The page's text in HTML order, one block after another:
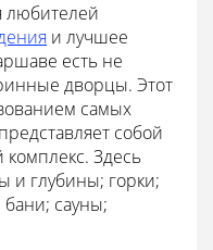
любителей
и лучшее
есть не
дворцы. Этот
самых
собой
Здесь
и глубины; горки;
бани; сауны;